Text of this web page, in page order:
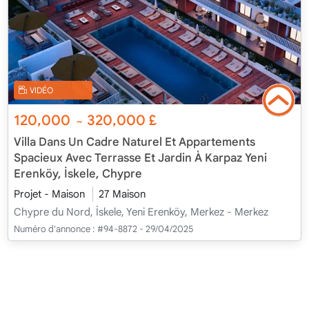
VIDÉO
120,000 ~ 320,000£
Villa Dans Un Cadre Naturel Et Appartements
Spacieux Avec Terrasse Et Jardin À Karpaz Yeni
Erenköy, İskele, Chypre
Projet - Maison
27 Maison
Chypre du Nord, İskele, Yeni Erenköy, Merkez - Merkez
Numéro d'annonce : #94-8872 - 29/04/2025